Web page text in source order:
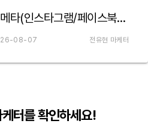
메타(인스타그램/페이스북) 파트너십 광고 세팅하는 법 이거만 보세요!
26-08-07 전유현 마케터
터를 확인하세요!